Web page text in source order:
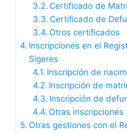
Certificado de
Certificado de
Otros certificados
Inscripciones en el
Sigeres
Inscripción de
Inscripción de
Inscripción de
Otras inscripciones
Otras gestiones con el